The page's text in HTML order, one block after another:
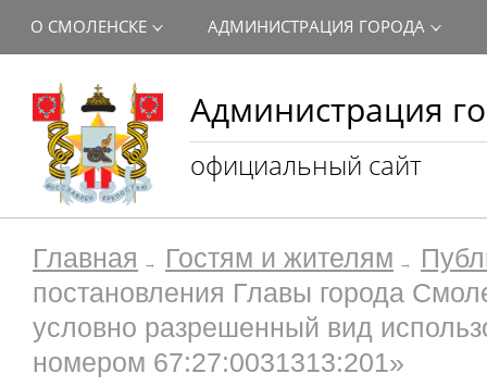
Администрация
официальный сайт
О СМОЛЕНСКЕ АДМИНИСТРАЦИЯ ГОРОДА
Главная Гостям и жителям
постановления Главы города
условно разрешенный вид
номером 67:27:0031313:201»